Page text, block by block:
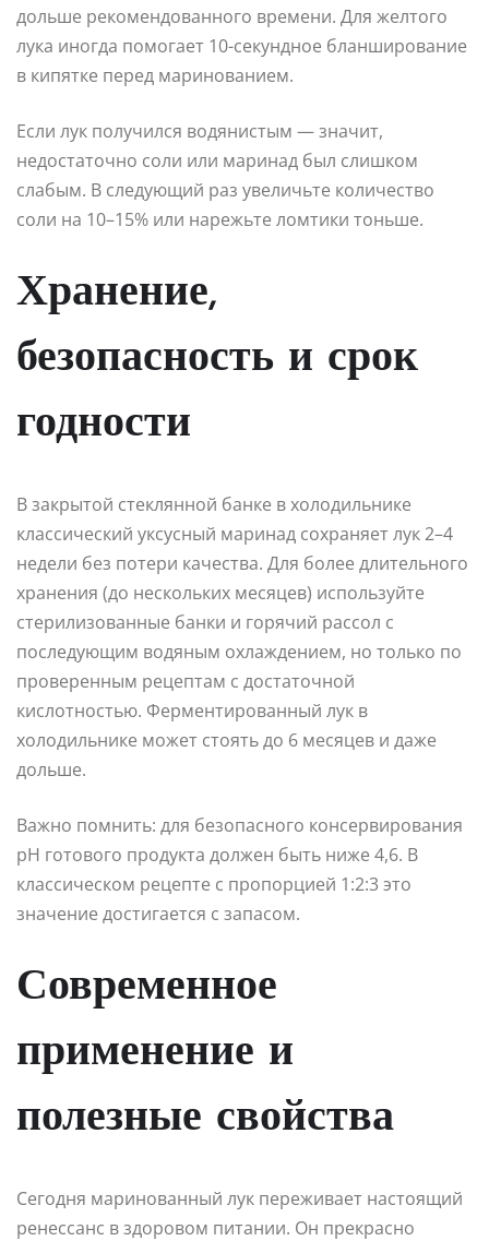
дольше рекомендованного времени. Для желтого
лука иногда помогает 10-секундное бланширование
в кипятке перед маринованием.
Если лук получился водянистым — значит,
недостаточно соли или маринад был слишком
слабым. В следующий раз увеличьте количество
соли на 10–15% или нарежьте ломтики тоньше.
Хранение,
безопасность и срок
годности
В закрытой стеклянной банке в холодильнике
классический уксусный маринад сохраняет лук 2–4
недели без потери качества. Для более длительного
хранения (до нескольких месяцев) используйте
стерилизованные банки и горячий рассол с
последующим водяным охлаждением, но только по
проверенным рецептам с достаточной
кислотностью. Ферментированный лук в
холодильнике может стоять до 6 месяцев и даже
дольше.
Важно помнить: для безопасного консервирования
pH готового продукта должен быть ниже 4,6. В
классическом рецепте с пропорцией 1:2:3 это
значение достигается с запасом.
Современное
применение и
полезные свойства
Сегодня маринованный лук переживает настоящий
ренессанс в здоровом питании. Он прекрасно